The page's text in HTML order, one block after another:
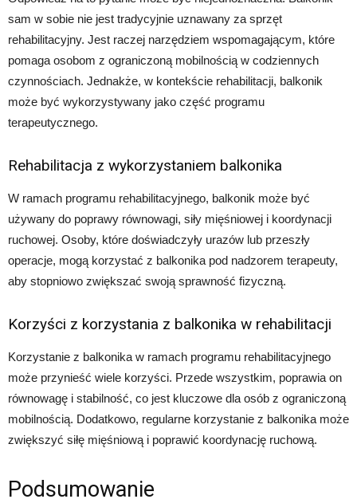
sam w sobie nie jest tradycyjnie uznawany za sprzęt
rehabilitacyjny. Jest raczej narzędziem wspomagającym, które
pomaga osobom z ograniczoną mobilnością w codziennych
czynnościach. Jednakże, w kontekście rehabilitacji, balkonik
może być wykorzystywany jako część programu
terapeutycznego.
Rehabilitacja z wykorzystaniem balkonika
W ramach programu rehabilitacyjnego, balkonik może być
używany do poprawy równowagi, siły mięśniowej i koordynacji
ruchowej. Osoby, które doświadczyły urazów lub przeszły
operacje, mogą korzystać z balkonika pod nadzorem terapeuty,
aby stopniowo zwiększać swoją sprawność fizyczną.
Korzyści z korzystania z balkonika w rehabilitacji
Korzystanie z balkonika w ramach programu rehabilitacyjnego
może przynieść wiele korzyści. Przede wszystkim, poprawia on
równowagę i stabilność, co jest kluczowe dla osób z ograniczoną
mobilnością. Dodatkowo, regularne korzystanie z balkonika może
zwiększyć siłę mięśniową i poprawić koordynację ruchową.
Podsumowanie